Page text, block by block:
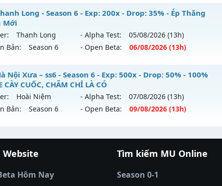
reset: Reset In Game
loại: Mu Custom thêm đồ mới
SPK
SS6 - HOÀI NIỆM-VUI VẺ
mới ra tháng 08 2026 - Mở máy chủLORENCIA vào 19h
99x - Drop: 20%
loại: Mu Nguyên bản Webzen
OK
Long - Season 6 - Exp: 200x - Drop: 35% - Ép Thăng
Mới
Thanh Long - Alpha Test: 05/08/2026 (13h)
Bản:
Season 6 - Open Beta: 06/08/2026 (13h)
Thanh Long - Ép Thăng Hạng Mới
mới ra tháng 08 2026 - Mở máy chủThanh Long
vào
200x - Drop: 35%
Nội Xưa – ss6 - Season 6 - Exp: 500x - Drop: 50% - 100%
CÀY CUỐC, CHĂM CHỈ LÀ CÓ
Hoài Niệm - Alpha Test: 07/08/2026 (13h)
Bản:
Season 6 - Open Beta: 09/08/2026 (13h)
Hà Nội Xưa – ss6 - 100% GAME CÀY CUỐC, CHĂM CHỈ LÀ
mới ra tháng 08 2026 - Mở máy chủHoài Niệmvào 13h
500x - Drop: 50%
đổi thưởng |789club |789club
đá trực tiếp colatv trực tiếp bóng đá
Website
Hôm Nay
Tìm kiếm MU Online
Season 0-1